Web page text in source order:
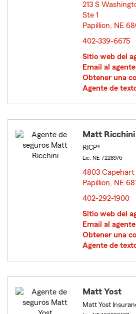
213 S
Ste 1
Papillion, NE
402-339-6675
Sitio web del
Email al agente
Obtener una
Agente de
Matt Ricchini
RICP®
Lic: NE-7228976
4803 Capehart
Papillion, NE
402-292-1900
Sitio web del
Email al agente
Obtener una
Agente de
Matt Yost
Matt Yost